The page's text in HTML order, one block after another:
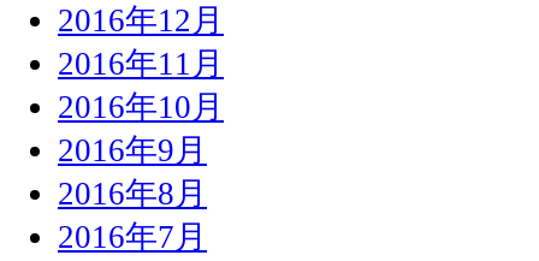
2016年12月
2016年11月
2016年10月
2016年9月
2016年8月
2016年7月